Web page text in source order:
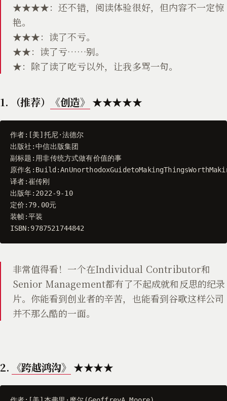
★★★★：还不错，阅读体验很好，但内容不一定惊
艳。
★★★：读了不亏。
★★：读了亏……别。
★：除了读了吃亏以外，让我多骂一句。
1. （推荐） 《创造》 ★★★★★
作者:[美] 托尼·法德尔
出版社 :中信出版集团
副标题 : 用非传统方式做有价值的事
原作名 : Build :
译者:崔传刚
出版年: 2022-9-10
定价 : 79.00元
装帧:平装
ISBN: 9787521744842
非常值得看！一个在Individual Contributor和
Senior Management都有了不起成就和反思的纪录
片。你能看到创业者的辛苦，也能看到谷歌这样公司
并不那么酷的一面。
2. 《跨越鸿沟》 ★★★★